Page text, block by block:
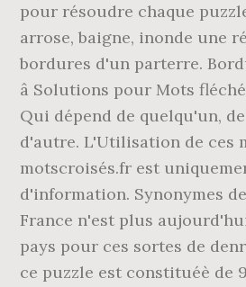
pour résoudre chaque
arrose, baigne, inonde une
bordures d'un parterre.
â Solutions pour Mots
Qui dépend de quelqu'un,
d'autre. L'Utilisation de ces
motscroisés.fr est
d'information. Synonymes
France n'est plus
pays pour ces sortes de
ce puzzle est constituéè de